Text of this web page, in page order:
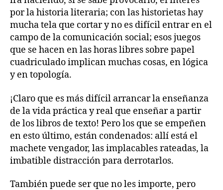
por la historia literaria; con las historietas hay
mucha tela que cortar y no es difícil entrar en el
campo de la comunicación social; esos juegos
que se hacen en las horas libres sobre papel
cuadriculado implican muchas cosas, en lógica
y en topología.
¡Claro que es más difícil arrancar la enseñanza
de la vida práctica y real que enseñar a partir
de los libros de texto! Pero los que se empeñen
en esto último, están condenados: allí está el
machete vengador, las implacables rateadas, la
imbatible distracción para derrotarlos.
También puede ser que no les importe, pero